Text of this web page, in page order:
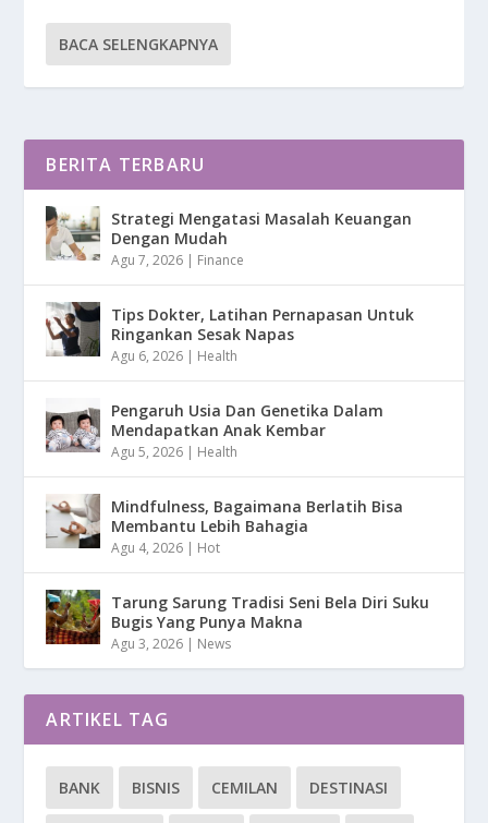
BACA SELENGKAPNYA
BERITA TERBARU
Strategi Mengatasi Masalah Keuangan
Dengan Mudah
Agu 7, 2026 | Finance
Tips Dokter, Latihan Pernapasan Untuk
Ringankan Sesak Napas
Agu 6, 2026 | Health
Pengaruh Usia Dan Genetika Dalam
Mendapatkan Anak Kembar
Agu 5, 2026 | Health
Mindfulness, Bagaimana Berlatih Bisa
Membantu Lebih Bahagia
Agu 4, 2026 | Hot
Tarung Sarung Tradisi Seni Bela Diri Suku
Bugis Yang Punya Makna
Agu 3, 2026 | News
ARTIKEL TAG
BANK BISNIS CEMILAN DESTINASI